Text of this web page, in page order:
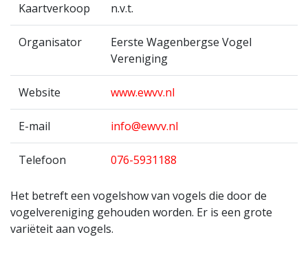
Kaartverkoop n.v.t.
Organisator
Eerste Wagenbergse Vogel
Vereniging
Website www.ewvv.nl
E-mail info@ewvv.nl
Telefoon 076-5931188
Het betreft een vogelshow van vogels die door de
vogelvereniging gehouden worden. Er is een grote
variëteit aan vogels.